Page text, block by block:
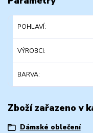
POHLAVÍ
VÝROBCI
BARVA
Zboží zařazeno v
Dámské oblečení